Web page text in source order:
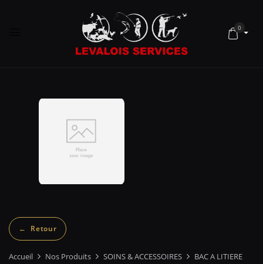
0
Accueil Nos Produits SOINS & ACCESSOIRES
BAC A LITIERE